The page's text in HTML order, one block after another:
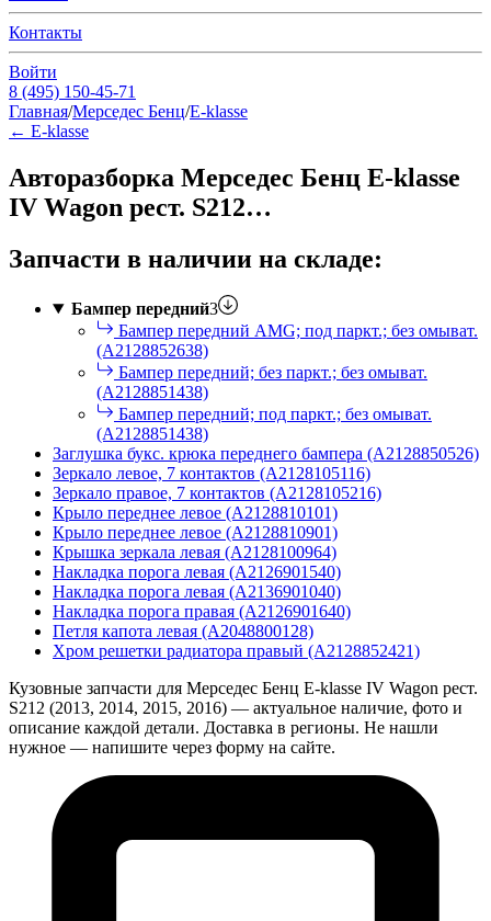
Контакты
Войти
8 (495) 150-45-71
Главная/Мерседес Бенц/E-klasse
← E-klasse
Авторазборка Мерседес Бенц E-klasse
IV Wagon рест. S212…
Запчасти в наличии на складе:
Бампер передний3
Бампер передний AMG; под паркт.; без омыват.
(A2128852638)
Бампер передний; без паркт.; без омыват.
(A2128851438)
Бампер передний; под паркт.; без омыват.
(A2128851438)
Заглушка букс. крюка переднего бампера (A2128850526)
Зеркало левое, 7 контактов (A2128105116)
Зеркало правое, 7 контактов (A2128105216)
Крыло переднее левое (A2128810101)
Крыло переднее левое (A2128810901)
Крышка зеркала левая (A2128100964)
Накладка порога левая (A2126901540)
Накладка порога левая (A2136901040)
Накладка порога правая (A2126901640)
Петля капота левая (A2048800128)
Хром решетки радиатора правый (A2128852421)
Кузовные запчасти для Мерседес Бенц E-klasse IV Wagon рест.
S212 (2013, 2014, 2015, 2016) — актуальное наличие, фото и
описание каждой детали. Доставка в регионы. Не нашли
нужное — напишите через форму на сайте.